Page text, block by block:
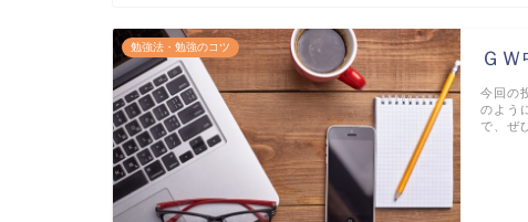
勉強法・勉強のコツ
Ｇ
今回の
のよう
で、ぜ